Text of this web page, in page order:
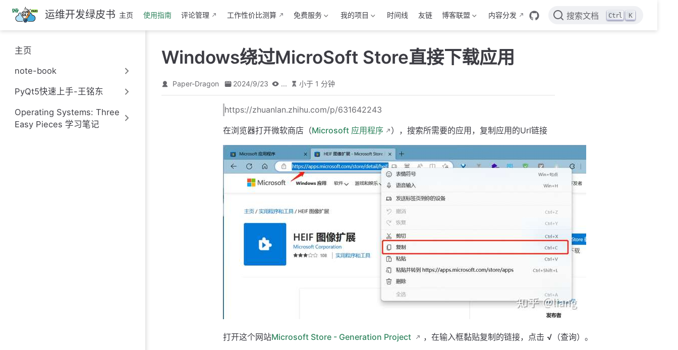
跳
至
主
要
內
运维开发绿皮书 主页 使用指南 评论管理 工作性价比测算 免费服务 我的项目 时间线 友链 博客联盟 内容分发 搜索文档 Ctrl K
主页
note-book
PyQt5快速上手-王铭东
Operating Systems: Three
Easy Pieces 学习笔记
Windows绕过MicroSoft Store直接下载应用
Paper-Dragon 2024/9/23 ... 小于 1 分钟
https://zhuanlan.zhihu.com/p/631642243
在浏览器打开微软商店（Microsoft 应用程序 ），搜索所需要的应用，复制应用的Url链接
打开这个网站Microsoft Store - Generation Project ，在输入框黏贴复制的链接，点击 √ （查询）。